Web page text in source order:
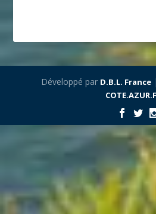
Développé par D.B.L. France|